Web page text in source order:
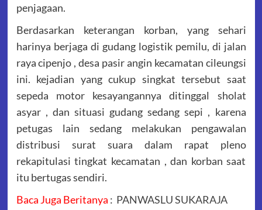
penjagaan.
Berdasarkan keterangan korban, yang sehari
harinya berjaga di gudang logistik pemilu, di jalan
raya cipenjo , desa pasir angin kecamatan cileungsi
ini. kejadian yang cukup singkat tersebut saat
sepeda motor kesayangannya ditinggal sholat
asyar , dan situasi gudang sedang sepi , karena
petugas lain sedang melakukan pengawalan
distribusi surat suara dalam rapat pleno
rekapitulasi tingkat kecamatan , dan korban saat
itu bertugas sendiri.
Baca Juga Beritanya : PANWASLU SUKARAJA